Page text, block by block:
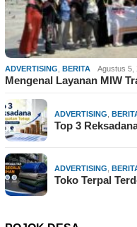
ADVERTISING BERITA Agustus 5,
Mengenal Layanan MIW
ADVERTISING
Top 3
ADVERTISING
Toko Terpal